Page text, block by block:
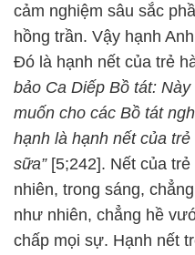
cảm nghiệm sâu sắc
hồng trần. Vậy hạnh
Đó là hạnh nết của trẻ
bảo Ca Diếp Bồ tát:
muốn cho các Bồ tát
hạnh là hạnh nết của
sữa”[5;242]. Nết của trẻ
nhiên, trong sáng,
như nhiên, chẳng hề
chấp mọi sự. Hạnh nết